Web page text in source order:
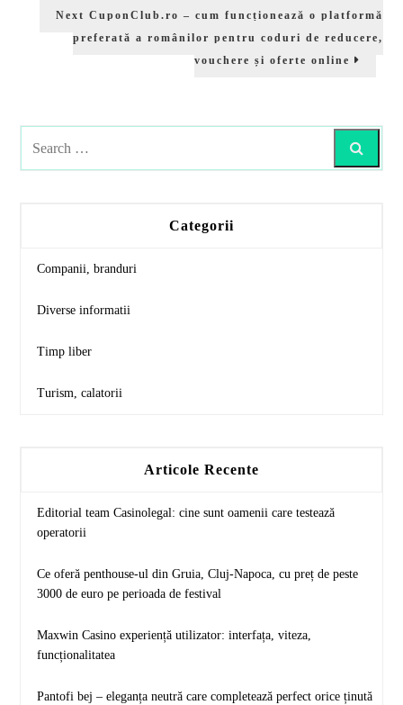
Next Next
CuponClub.ro – cum funcționează o platformă
preferată a românilor pentru coduri de reducere,
vouchere și oferte online
Categorii
Companii, branduri
Diverse informatii
Timp liber
Turism, calatorii
Articole Recente
Editorial team Casinolegal: cine sunt oamenii care testează
operatorii
Ce oferă penthouse-ul din Gruia, Cluj-Napoca, cu preț de peste
3000 de euro pe perioada de festival
Maxwin Casino experiență utilizator: interfața, viteza,
funcționalitatea
Pantofi bej – eleganța neutră care completează perfect orice ținută